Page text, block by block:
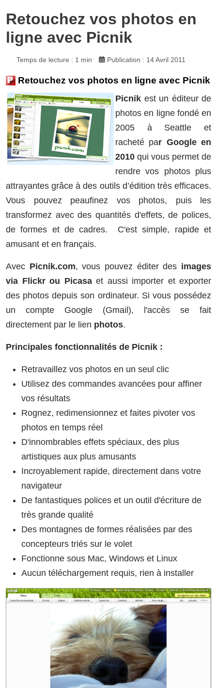
Retouchez vos photos en
ligne avec Picnik
Temps de lecture : 1 min Publication : 14 Avril 2011
Retouchez vos photos en ligne avec Picnik
Picnik est un éditeur de
photos en ligne fondé en
2005 à Seattle et
racheté par Google en
2010 qui vous permet de
rendre vos photos plus
attrayantes grâce à des outils d’édition très efficaces.
Vous pouvez peaufinez vos photos, puis les
transformez avec des quantités d'effets, de polices,
de formes et de cadres. C'est simple, rapide et
amusant et en français.
Avec Picnik.com, vous pouvez éditer des images
via Flickr ou Picasaet aussi importer et exporter
des photos depuis son ordinateur. Si vous possédez
un compte Google (Gmail), l'accès se fait
directement par le lien photos.
Principales fonctionnalités de Picnik :
Retravaillez vos photos en un seul clic
Utilisez des commandes avancées pour affiner
vos résultats
Rognez, redimensionnez et faites pivoter vos
photos en temps réel
D'innombrables effets spéciaux, des plus
artistiques aux plus amusants
Incroyablement rapide, directement dans votre
navigateur
De fantastiques polices et un outil d'écriture de
très grande qualité
Des montagnes de formes réalisées par des
concepteurs triés sur le volet
Fonctionne sous Mac, Windows et Linux
Aucun téléchargement requis, rien à installer